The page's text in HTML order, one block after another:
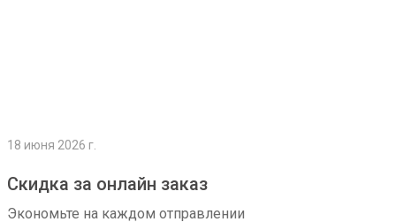
18 июня 2026 г.
Скидка за онлайн заказ
Экономьте на каждом отправлении